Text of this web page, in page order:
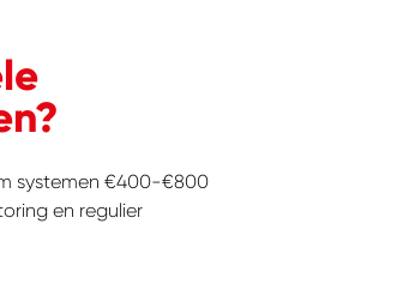
systemen €400-€800
en regulier